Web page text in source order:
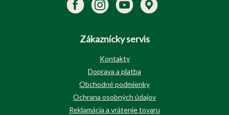
Zákaznícky servis
Kontakty
Doprava a platba
Obchodné podmienky
Ochrana osobných údajov
Reklamácia a vrátenie tovaru